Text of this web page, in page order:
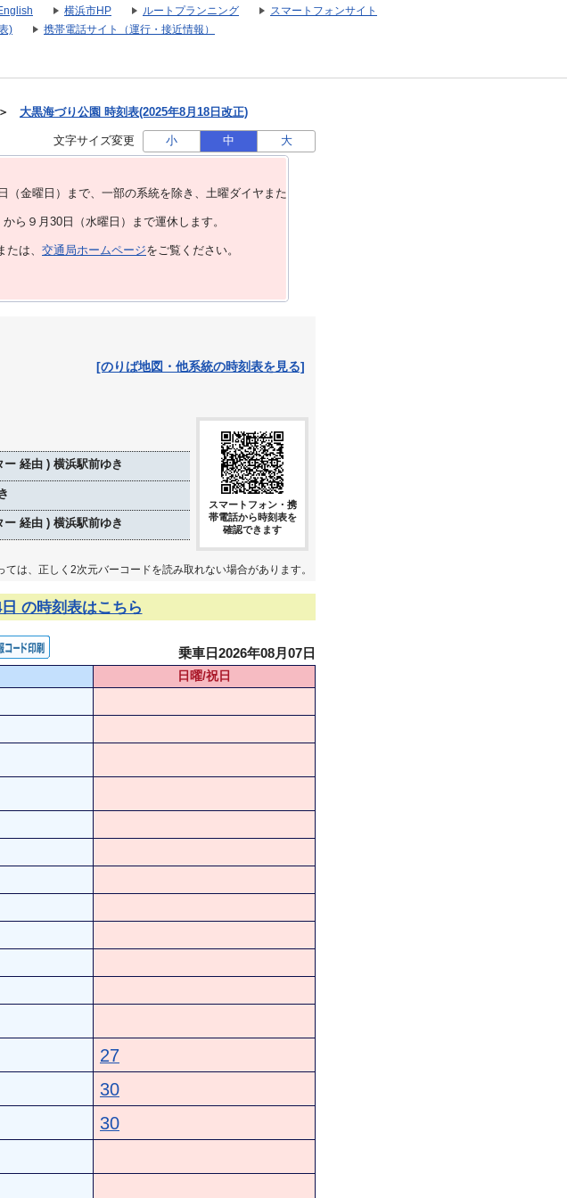
横浜市HP ルートプランニング
スマートフォンサイト
) 携帯電話サイト（運行・接近情報）
大黒海づり公園 時刻表(2025年8月18日改正)
文字サイズ変更 小 中 大
金曜日）まで、⼀部の系統を除き、⼟曜ダイヤまた
ら９月30日（水曜日）まで運休します。
は、 交通局ホームページをご覧ください。
[のりば地図・他系統の時刻表を見る]
ー 経由 ) 横浜駅前ゆき
ー 経由 ) 横浜駅前ゆき
スマートフォン・携
帯電話から時刻表を
確認できます
は、正しく2次元バーコードを読み取れない場合があります。
の時刻表はこちら
乗車日2026年08月07日
日曜/祝日
27
30
30